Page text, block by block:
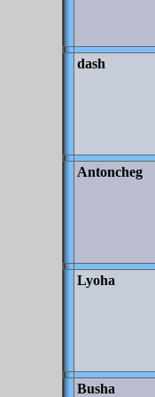
dash
Antoncheg
Lyoha
Busha